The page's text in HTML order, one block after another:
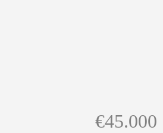
€45.000